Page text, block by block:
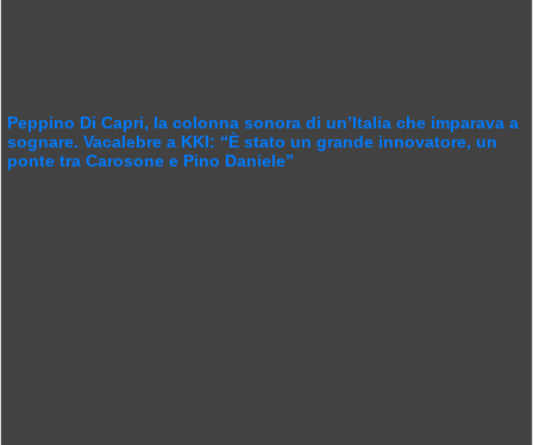
Peppino Di Capri, la colonna sonora di un’Italia che imparava a
sognare. Vacalebre a KKI: “È stato un grande innovatore, un
ponte tra Carosone e Pino Daniele”